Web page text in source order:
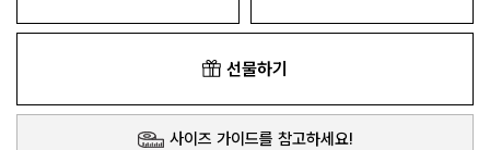
선물하기
사이즈 가이드를 참고하세요!